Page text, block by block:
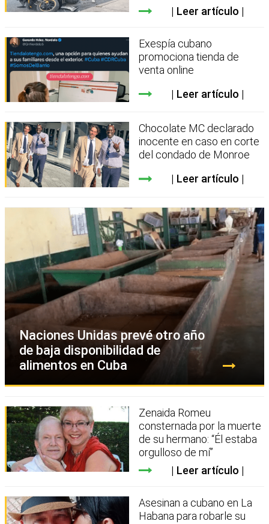
Leer artículo
Exespía cubano
promociona tienda de
venta online
Leer artículo
Chocolate MC declarado
inocente en caso en corte
del condado de Monroe
Leer artículo
Naciones Unidas prevé otro año
de baja disponibilidad de
alimentos en Cuba
Zenaida Romeu
consternada por la muerte
de su hermano: “Él estaba
orgulloso de mí”
Leer artículo
Asesinan a cubano en La
Habana para robarle su